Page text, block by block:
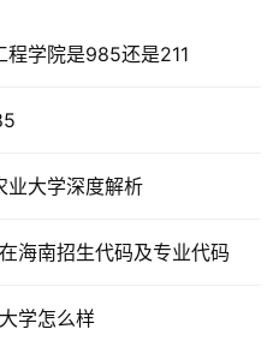
程学院是985还是211
业大学深度解析
海南招生代码及专业代码
学怎么样